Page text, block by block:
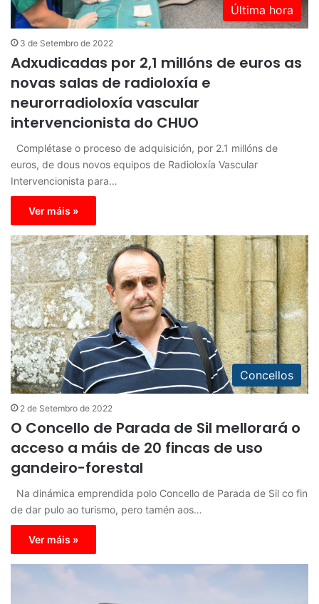
Última hora
3 de Setembro de 2022
Adxudicadas por 2,1 millóns de euros as
novas salas de radioloxía e
neurorradioloxía vascular
intervencionista do CHUO
Complétase o proceso de adquisición, por 2.1 millóns de
euros, de dous novos equipos de Radioloxía Vascular
Intervencionista para…
Ver máis »
Concellos
2 de Setembro de 2022
O Concello de Parada de Sil mellorará o
acceso a máis de 20 fincas de uso
gandeiro-forestal
Na dinámica emprendida polo Concello de Parada de Sil co fin
de dar pulo ao turismo, pero tamén aos…
Ver máis »